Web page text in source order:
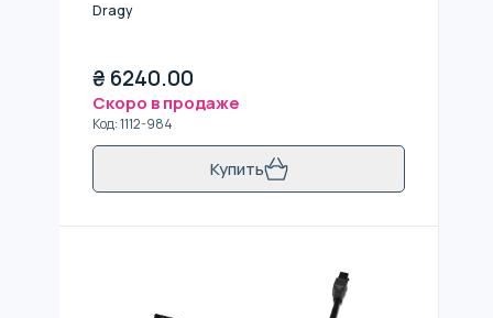
Dragy
₴ 6240.00
Скоро в продаже
Код:1112-984
Купить